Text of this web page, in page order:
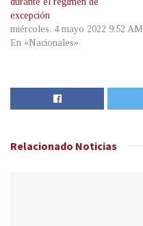
excepción
miércoles, 4 mayo 2022 9:52 AM
En «Nacionales»
Relacionado Noticias